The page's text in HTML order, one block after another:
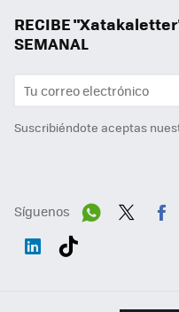
RECIBE
SEMANAL
Suscribiéndote aceptas
Síguenos